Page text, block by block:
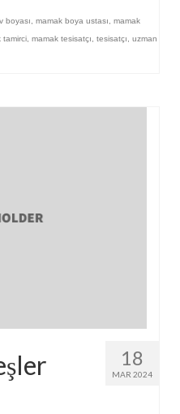
boyası mamak boya ustası
mamak
tamirci mamak tesisatçı tesisatçı
uzman
18
MAR 2024